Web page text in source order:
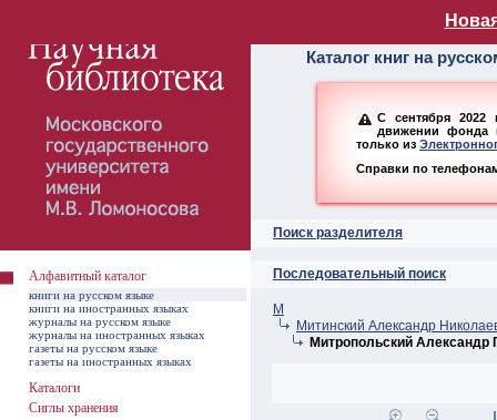
Алфавитный
Каталог книг на
С сентября 2022
движении фонда
только из
Справки по
Поиск разделителя
Последовательный поиск
М
Митинский Александр
Митропольский Александр
Алфавитный каталог
книги на русском языке
книги на иностранных языках
журналы на русском языке
журналы на иностранных языках
газеты на русском языке
газеты на иностранных языках
Каталоги
Сиглы хранения